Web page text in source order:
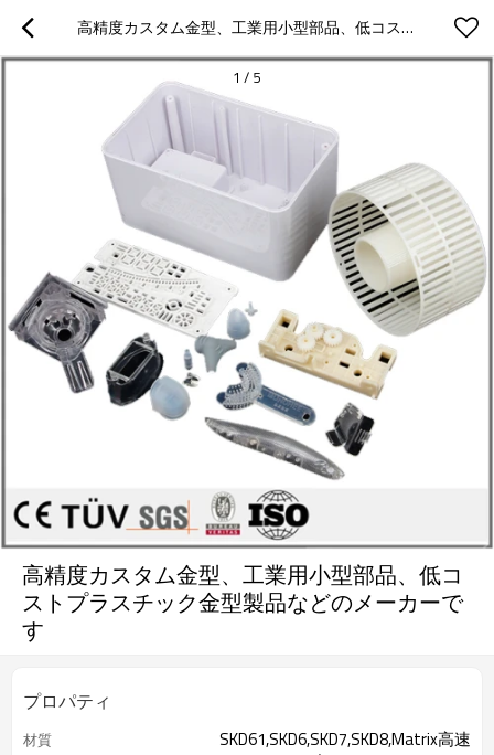
高精度カスタム金型、工業用小型部品、低コストプラスチック金型製品などのメーカーです
1 / 5
高精度カスタム金型、工業用小型部品、低コ
ストプラスチック金型製品などのメーカーで
す
プロパティ
材質
SKD61,SKD6,SKD7,SKD8,Matrix高速